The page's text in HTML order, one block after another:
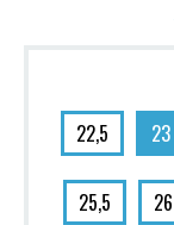
22,5 23
25,5 26